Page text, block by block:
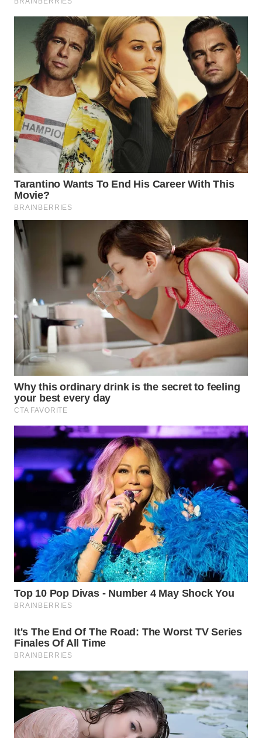
PRIANGAN
TIMUR
WN
SEMARANG
WN
SOLO
WN
BOROBUDUR
WN
MADURA
SURABAYA
WN
BINTAN
WN
MANDALIKA
WN
WN
LABUANBAJO
Wahana
Media
Group
WAHANA
NEWS
WAHANA
TANI
WAHANA
ADVOKAT
WAHANA
INFRASTRUKTUR